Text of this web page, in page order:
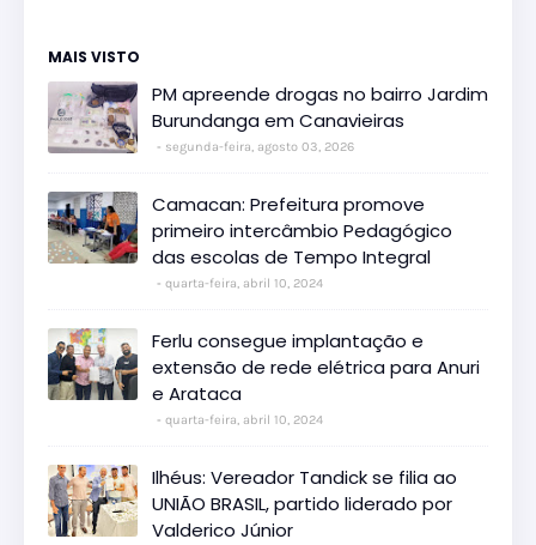
MAIS VISTO
PM apreende drogas no bairro Jardim
Burundanga em Canavieiras
segunda-feira, agosto 03, 2026
Camacan: Prefeitura promove
primeiro intercâmbio Pedagógico
das escolas de Tempo Integral
quarta-feira, abril 10, 2024
Ferlu consegue implantação e
extensão de rede elétrica para Anuri
e Arataca
quarta-feira, abril 10, 2024
Ilhéus: Vereador Tandick se filia ao
UNIÃO BRASIL, partido liderado por
Valderico Júnior